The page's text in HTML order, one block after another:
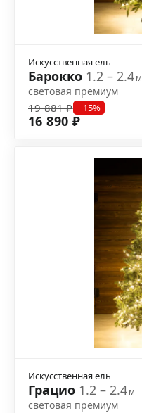
Искусственная ель
Барокко 1.2 – 2.4м
световая премиум
19 881 ₽ −15%
16 890 ₽
Искусственная ель
Грацио 1.2 – 2.4м
световая премиум